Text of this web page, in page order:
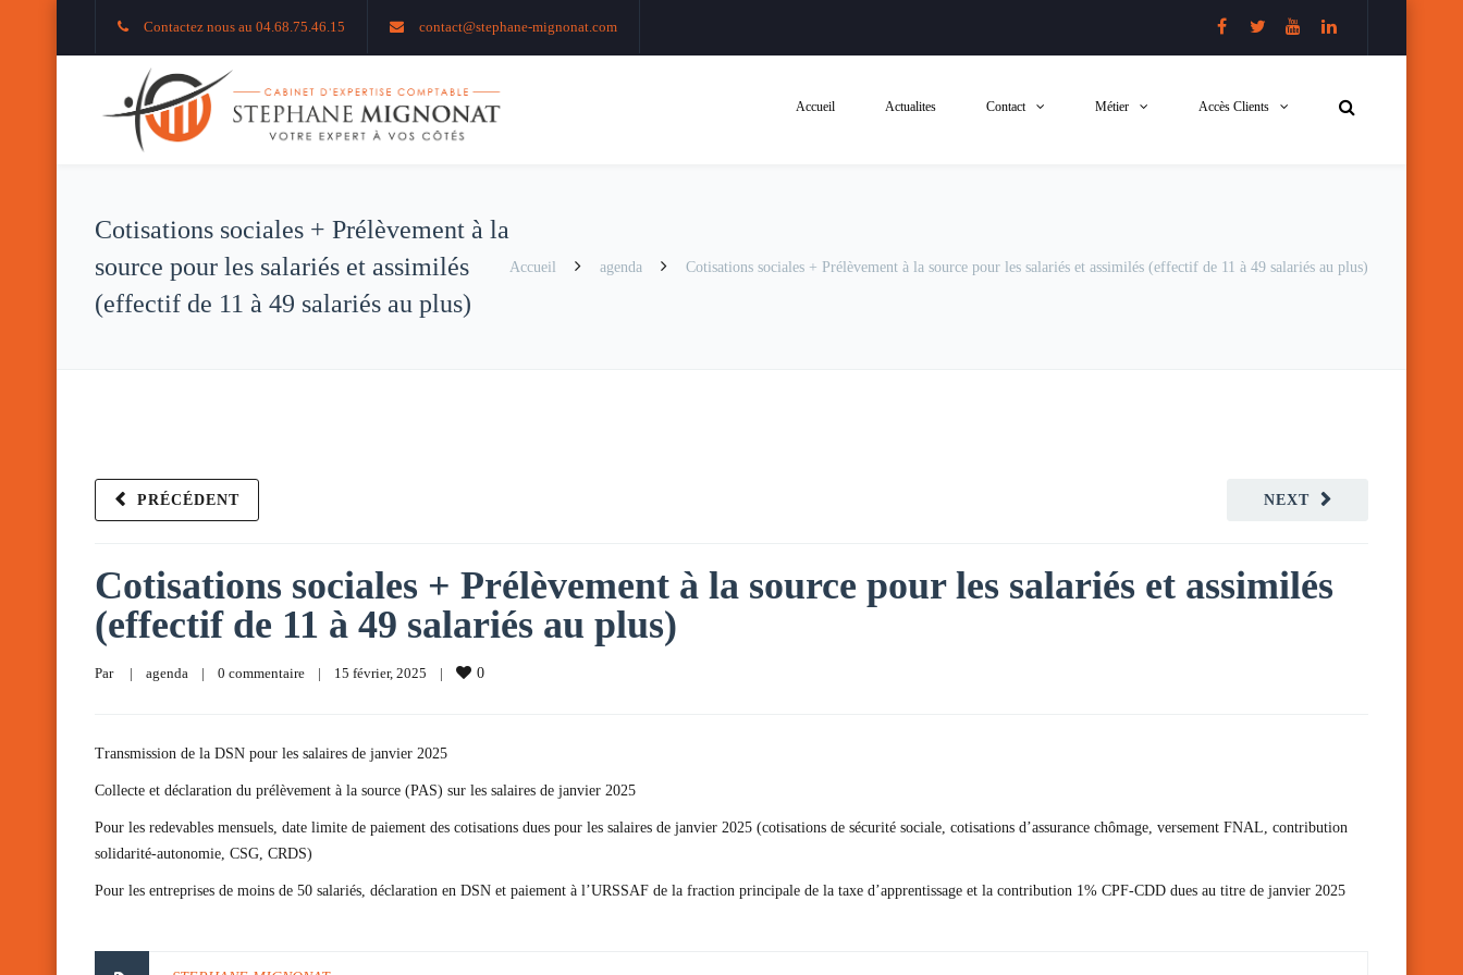
Contactez nous au 04.68.75.46.15 contact@stephane-mignonat.com
Accueil Actualites Contact Métier Accès Clients
Cotisations sociales + Prélèvement à la
source pour les salariés et assimilés
(effectif de 11 à 49 salariés au plus)
Accueil agenda Cotisations sociales + Prélèvement à la source pour les salariés et assimilés (effectif de 11 à 49 salariés au plus)
NEXT
PRÉCÉDENT
Cotisations sociales + Prélèvement à la source pour les salariés et assimilés
(effectif de 11 à 49 salariés au plus)
Par | agenda | 0 commentaire | 15 février, 2025 | 0
Transmission de la DSN pour les salaires de janvier 2025
Collecte et déclaration du prélèvement à la source (PAS) sur les salaires de janvier 2025
Pour les redevables mensuels, date limite de paiement des cotisations dues pour les salaires de janvier 2025 (cotisations de sécurité sociale, cotisations d’assurance chômage, versement FNAL, contribution
solidarité-autonomie, CSG, CRDS)
Pour les entreprises de moins de 50 salariés, déclaration en DSN et paiement à l’URSSAF de la fraction principale de la taxe d’apprentissage et la contribution 1% CPF-CDD dues au titre de janvier 2025